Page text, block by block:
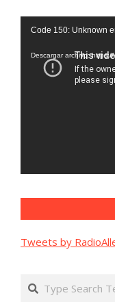
Reproductor
vídeo
Code 150: Unknown
Descargar archivo:
Tweets by
Search